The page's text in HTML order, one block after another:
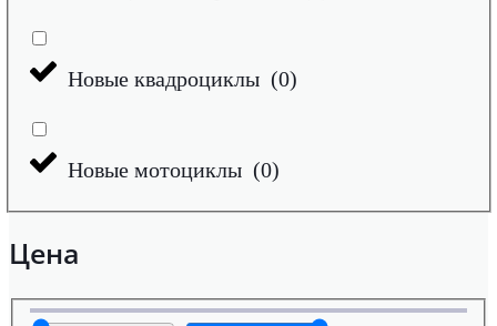
Новые квадроциклы (0)
Новые мотоциклы (0)
Цена